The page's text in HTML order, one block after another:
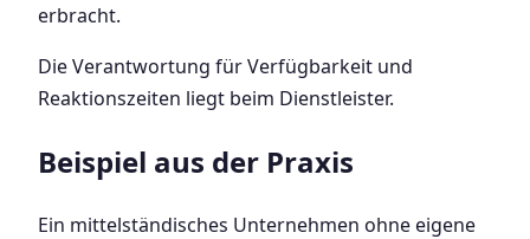
erbracht.
Die Verantwortung für Verfügbarkeit und
Reaktionszeiten liegt beim Dienstleister.
Beispiel aus der Praxis
Ein mittelständisches Unternehmen ohne eigene